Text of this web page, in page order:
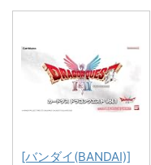
[バンダイ(BANDAI)]